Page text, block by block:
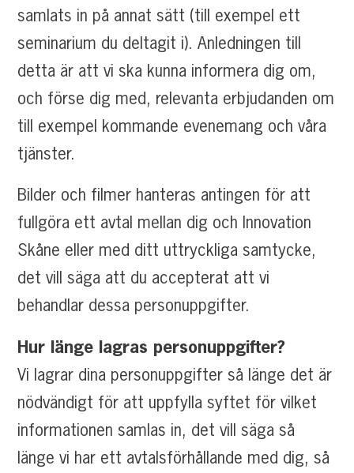
samlats in på annat sätt (till exempel ett
seminarium du deltagit i). Anledningen till
detta är att vi ska kunna informera dig om,
och förse dig med, relevanta erbjudanden om
till exempel kommande evenemang och våra
tjänster.
Bilder och filmer hanteras antingen för att
fullgöra ett avtal mellan dig och Innovation
Skåne eller med ditt uttryckliga samtycke,
det vill säga att du accepterat att vi
behandlar dessa personuppgifter.
Hur länge lagras personuppgifter?
Vi lagrar dina personuppgifter så länge det är
nödvändigt för att uppfylla syftet för vilket
informationen samlas in, det vill säga så
länge vi har ett avtalsförhållande med dig, så